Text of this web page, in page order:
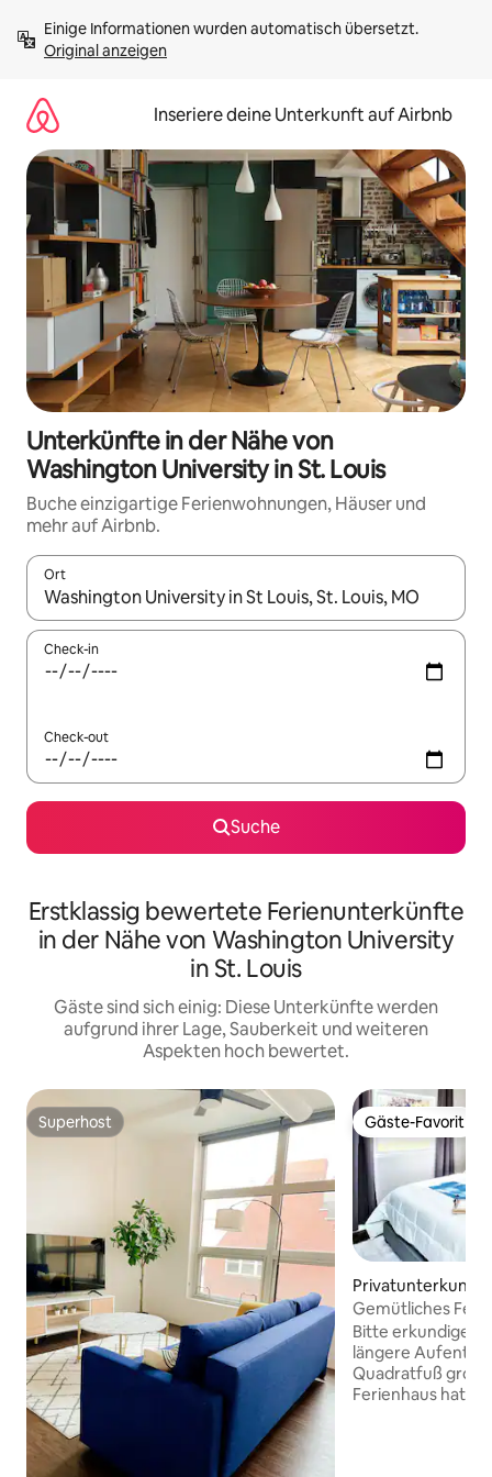
Inhalten
springenOriginal anzeigen
Inseriere deine Unterkunft auf Airbnb
Unterkünfte in der Nähe von
Washington University in St. Louis
Buche einzigartige Ferienwohnungen, Häuser und
mehr auf Airbnb.
Ort
Wenn Ergebnisse verfügbar sind, navigiere mit den
Check-in
Check-out
Suche
Erstklassig bewertete Ferienunterkünfte
in der Nähe von Washington University
in St. Louis
Gäste sind sich einig: Diese Unterkünfte werden
aufgrund ihrer Lage, Sauberkeit und weiteren
Aspekten hoch bewertet.
Superhost
Superhost Gäste-Favorit
Gäste-Favorit
Privatunterkunft
Gemütliches
ruhigen
Bitte erkundige
längere
Quadratfuß
Ferienhaus hat